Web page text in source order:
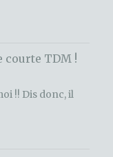
courte TDM !
!! Dis donc, il